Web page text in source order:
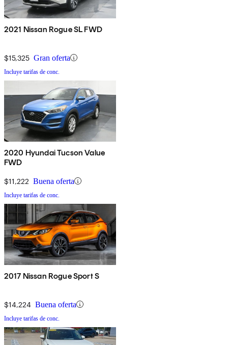
2021 Nissan Rogue SL FWD
$15,325 Gran oferta
Incluye tarifas de conc.
2020 Hyundai Tucson Value
FWD
$11,222 Buena oferta
Incluye tarifas de conc.
2017 Nissan Rogue Sport S
$14,224 Buena oferta
Incluye tarifas de conc.